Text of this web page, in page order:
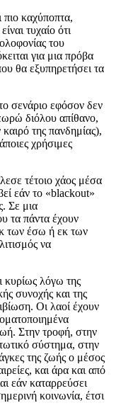
πιο καχύποπτα,
τυχαίο ότι
του
για μια πρόβα
θα εξυπηρετήσει τα
σενάριο εφόσον δεν
διόλου απίθανο,
της πανδημίας),
χρήσιμες
τέτοιο χάος μέσα
εάν το «blackout»
Σε μια
τα πάντα έχουν
των έσω ή εκ των
να
κυρίως λόγω της
συνοχής και της
Οι λαοί έχουν
Στην τροφή, στην
σύστημα, στην
της ζωής ο μέσος
και άρα και από
εάν καταρρεύσει
κοινωνία, έτσι